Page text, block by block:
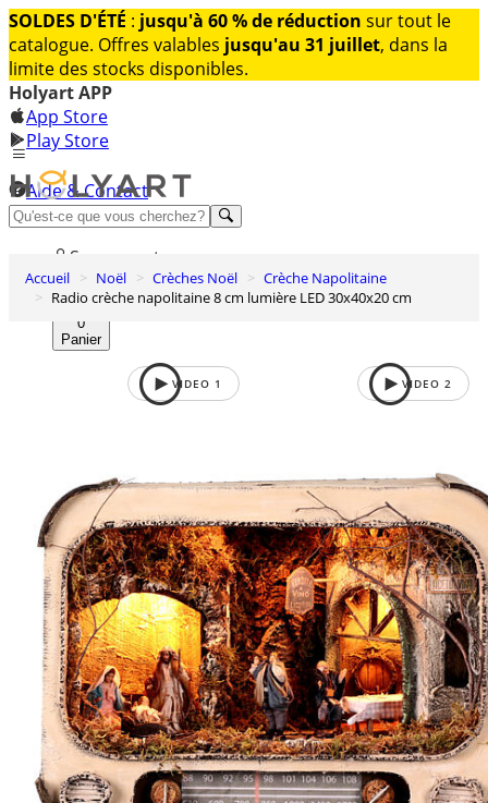
SOLDES D'ÉTÉ : jusqu'à 60 % de réduction sur tout le
catalogue. Offres valables jusqu'au 31 juillet, dans la
limite des stocks disponibles.
Holyart APP
App Store
Play Store
Aide & Contact
Découvrez Premium
Se connecter
Liste des envies
0
Panier
Accueil Noël Crèches Noël
Crèche Napolitaine
Radio crèche napolitaine 8 cm lumière LED 30x40x20 cm
VIDEO 1 VIDEO 2